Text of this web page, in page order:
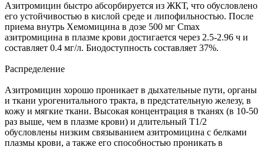
Азитромицин быстро абсорбируется из ЖКТ, что обусловлено
его устойчивостью в кислой среде и липофильностью. После
приема внутрь Хемомицина в дозе 500 мг Cmax
азитромицина в плазме крови достигается через 2.5-2.96 ч и
составляет 0.4 мг/л. Биодоступность составляет 37%.
Распределение
Азитромицин хорошо проникает в дыхательные пути, органы
и ткани урогенитального тракта, в предстательную железу, в
кожу и мягкие ткани. Высокая концентрация в тканях (в 10-50
раз выше, чем в плазме крови) и длительный T1/2
обусловлены низким связыванием азитромицина с белками
плазмы крови, а также его способностью проникать в